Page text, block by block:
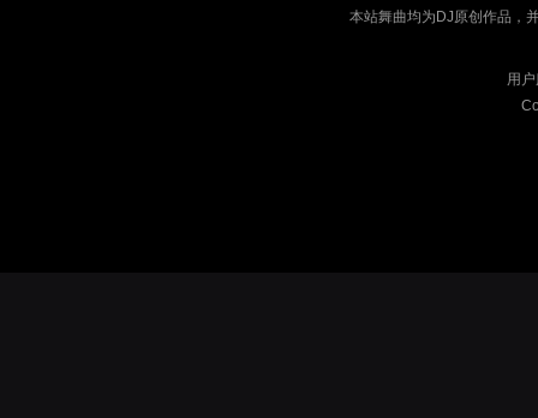
本站舞曲均为DJ原创作品，
用